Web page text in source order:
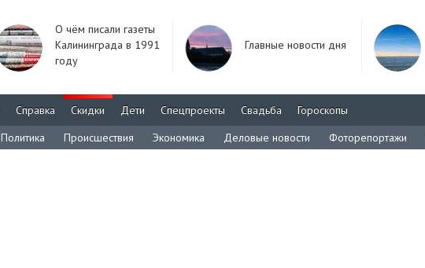
О чём писали газеты
Калининграда в 1991
году
Главные новости дня
Справка Скидки Дети Спецпроекты Свадьба
Гороскопы
Политика Происшествия Экономика Деловые новости Фоторепортажи